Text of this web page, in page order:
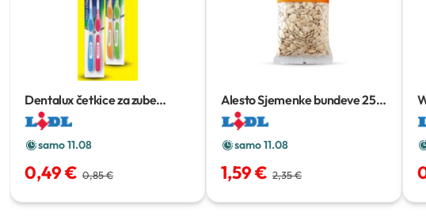
Dentalux četkice za zube
classic2 kom
samo 11.08
0,49 € 0,85 €
Alesto Sjemenke bundeve250
g
samo 11.08
1,59 € 2,35 €